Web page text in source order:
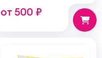
от 500 ₽